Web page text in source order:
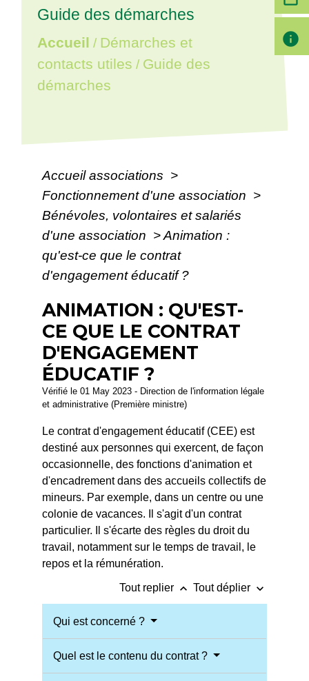
Guide des démarches
Accueil / Démarches et
contacts utiles / Guide des
démarches
Accueil associations >
Fonctionnement d'une association >
Bénévoles, volontaires et salariés
d'une association >Animation :
qu'est-ce que le contrat
d'engagement éducatif ?
ANIMATION : QU'EST-
CE QUE LE CONTRAT
D'ENGAGEMENT
ÉDUCATIF ?
Vérifié le 01 May 2023 - Direction de l'information légale
et administrative (Première ministre)
Le contrat d'engagement éducatif (CEE) est
destiné aux personnes qui exercent, de façon
occasionnelle, des fonctions d'animation et
d'encadrement dans des accueils collectifs de
mineurs. Par exemple, dans un centre ou une
colonie de vacances. Il s'agit d'un contrat
particulier. Il s'écarte des règles du droit du
travail, notamment sur le temps de travail, le
repos et la rémunération.
Tout replier keyboard_arrow_up Tout déplier keyboard_arrow_down
Qui est concerné ?
Quel est le contenu du contrat ?
info